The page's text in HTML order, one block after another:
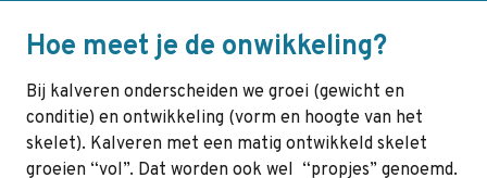
Hoe meet je de onwikkeling?
Bij kalveren onderscheiden we groei (gewicht en
conditie) en ontwikkeling (vorm en hoogte van het
skelet). Kalveren met een matig ontwikkeld skelet
groeien “vol”. Dat worden ook wel “propjes” genoemd.